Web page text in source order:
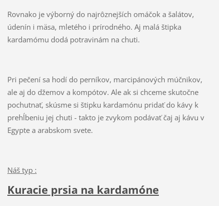
Rovnako je výborný do najrôznejších omáčok a šalátov,
údenín i mäsa, mletého i prírodného. Aj malá štipka
kardamómu dodá potravinám na chuti.
Pri pečení sa hodí do perníkov, marcipánových múčnikov,
ale aj do džemov a kompótov. Ale ak si chceme skutočne
pochutnať, skúsme si štipku kardamónu pridať do kávy k
prehĺbeniu jej chuti - takto je zvykom podávať čaj aj kávu v
Egypte a arabskom svete.
Náš typ :
Kuracie prsia na kardamóne